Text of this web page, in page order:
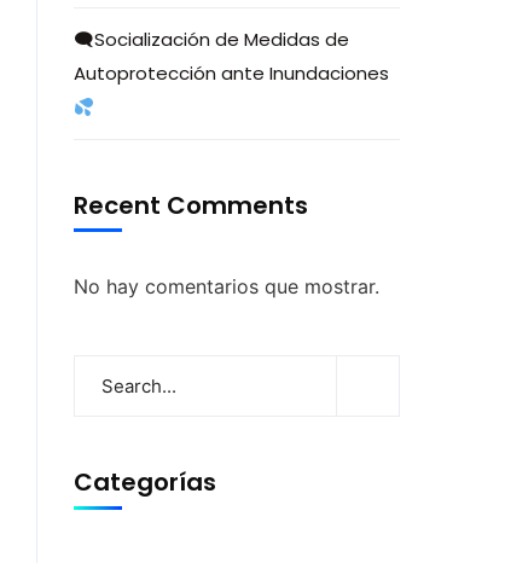
🗨Socialización de Medidas de
Autoprotección ante Inundaciones
Recent Comments
No hay comentarios que mostrar.
Categorías